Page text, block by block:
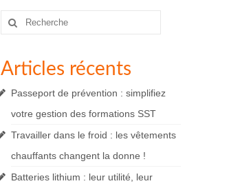
Rechercher
Articles récents
Passeport de prévention : simplifiez
votre gestion des formations SST
Travailler dans le froid : les vêtements
chauffants changent la donne !
Batteries lithium : leur utilité, leur